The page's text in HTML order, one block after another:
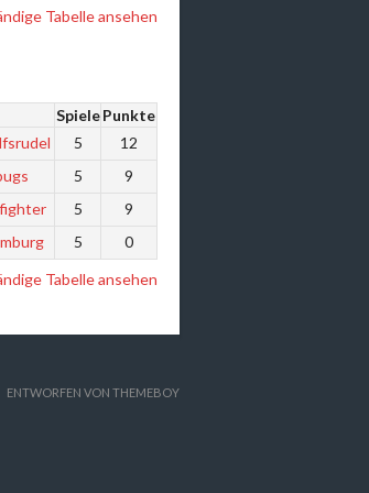
Tabelle ansehen
Spiele Punkte
5
12
5
9
5
9
5
0
Tabelle ansehen
ENTWORFEN VON THEMEBOY